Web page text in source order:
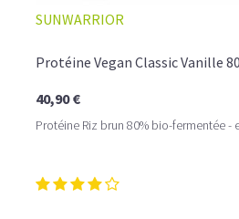
SUNWARRIOR
Protéine Vegan Classic Vanille
40,90 €
Protéine Riz brun 80% bio-fermentée -